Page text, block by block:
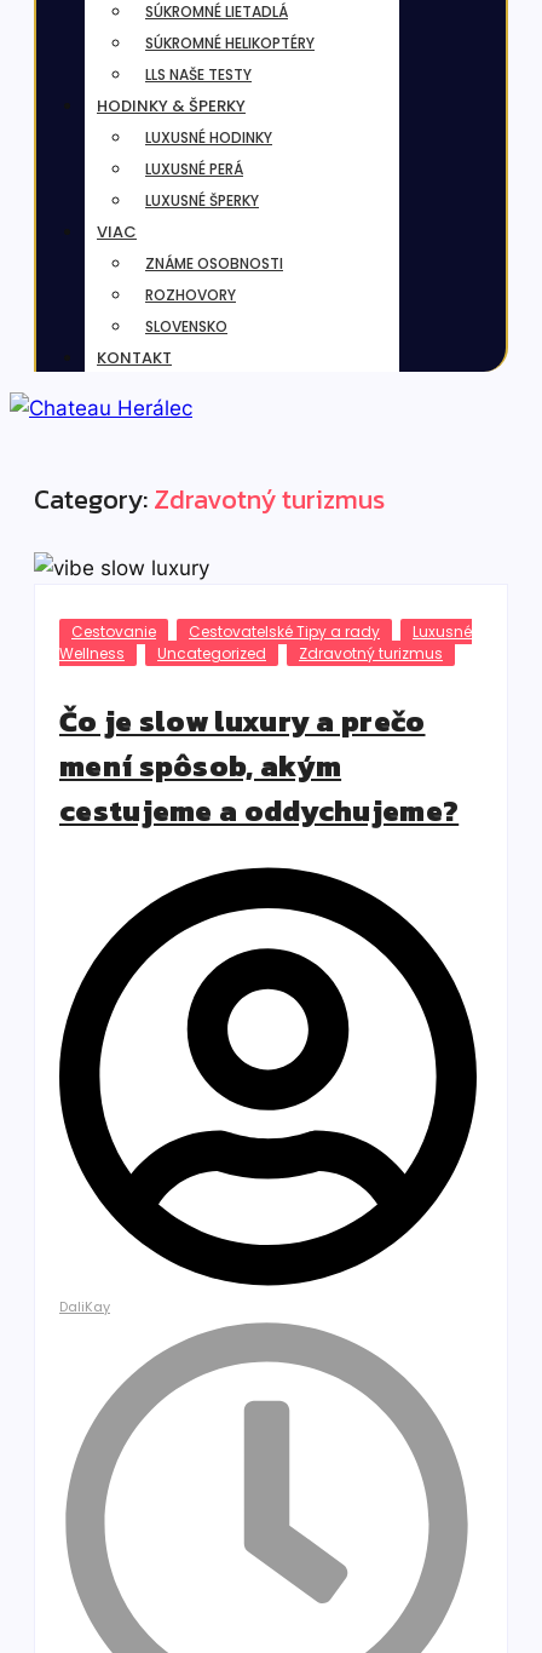
SÚKROMNÉ LIETADLÁ
SÚKROMNÉ HELIKOPTÉRY
LLS NAŠE TESTY
HODINKY & ŠPERKY
LUXUSNÉ HODINKY
LUXUSNÉ PERÁ
LUXUSNÉ ŠPERKY
VIAC
ZNÁME OSOBNOSTI
ROZHOVORY
SLOVENSKO
KONTAKT
Category:Zdravotný turizmus
Cestovanie Cestovatelské Tipy a rady
Luxusné
Wellness
Uncategorized Zdravotný turizmus
Čo je slow luxury a prečo
mení spôsob, akým
cestujeme a oddychujeme?
DaliKay